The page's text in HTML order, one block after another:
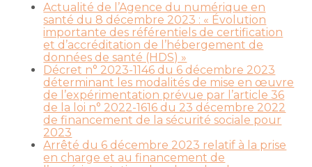
Actualité de l’Agence du numérique en
santé du 8 décembre 2023 : « Évolution
importante des référentiels de certification
et d’accréditation de l’hébergement de
données de santé (HDS) »
Décret n° 2023-1146 du 6 décembre 2023
déterminant les modalités de mise en œuvre
de l’expérimentation prévue par l’article 36
de la loi n° 2022-1616 du 23 décembre 2022
de financement de la sécurité sociale pour
2023
Arrêté du 6 décembre 2023 relatif à la prise
en charge et au financement de